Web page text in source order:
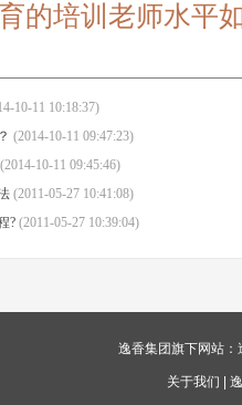
的培训老师水平
10-11 10:18:37)
(2014-10-11 09:47:23)
(2014-10-11 09:45:46)
(2011-05-27 10:41:08)
? (2011-05-27 10:39:04)
逸香集团旗下网站：
关于我们